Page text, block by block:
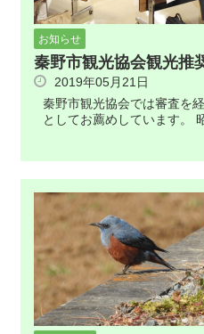
お知らせ
秦野市観光協会観光推
2019年05月21日
秦野市観光協会では審査を
としてお薦めしています。